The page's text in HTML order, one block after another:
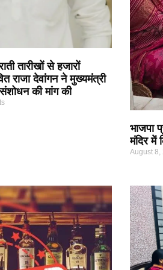
तारीखों से हजारों
राजा देवांगन ने मुख्यमंत्री
की मांग की
भाजपा
मंदिर में
August